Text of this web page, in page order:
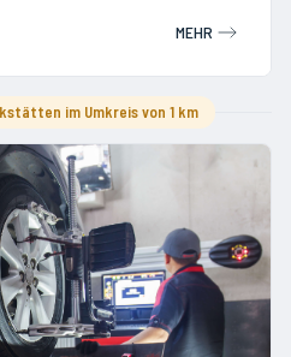
MEHR
im Umkreis von 1 km